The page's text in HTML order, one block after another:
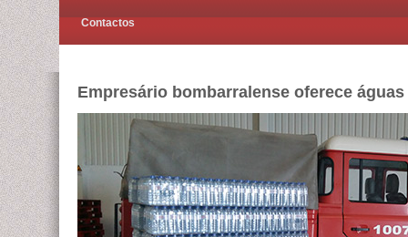
Contactos
Empresário bombarralense oferece